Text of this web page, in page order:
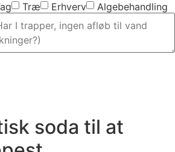
Træ Erhverv Algebehandling
soda til at